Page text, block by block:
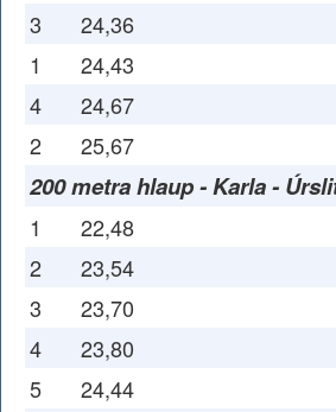
3 24,36
1
24,43
4
24,67
2
25,67
200 metra hlaup - Karla -
1 22,48
2
23,54
3
23,70
4
23,80
5
24,44